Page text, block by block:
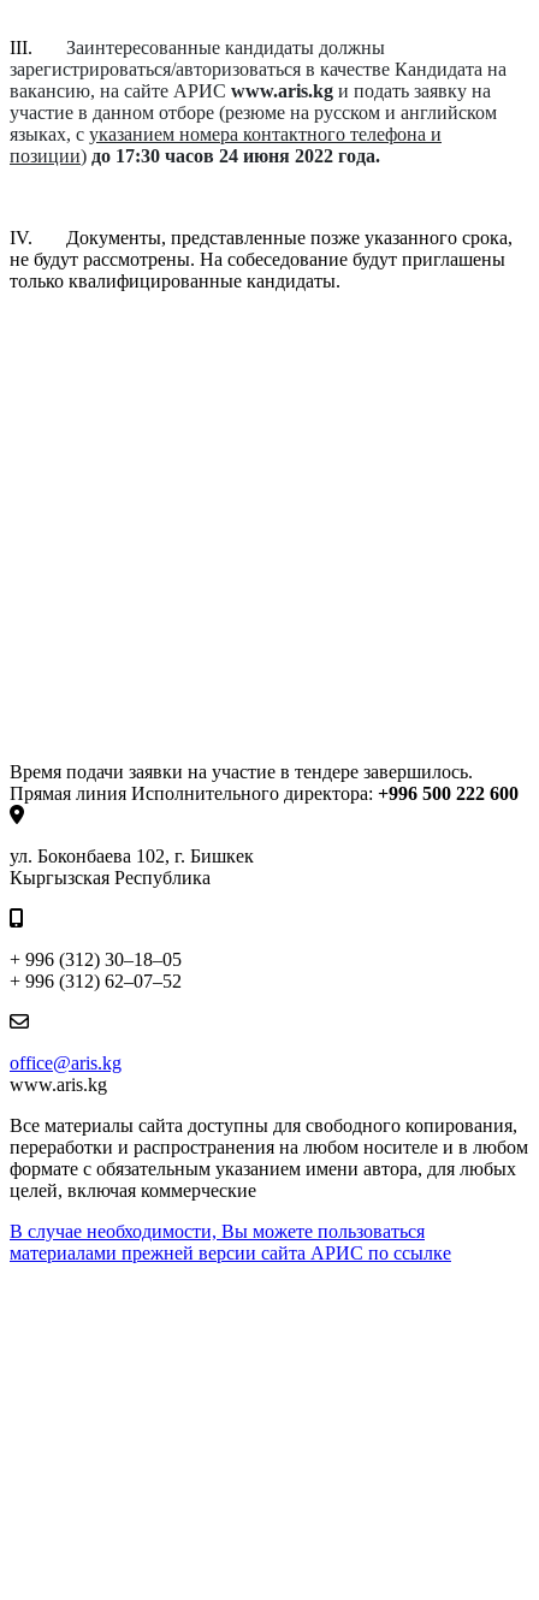
III. Заинтересованные кандидаты должны
зарегистрироваться/авторизоваться в качестве Кандидата на
вакансию, на сайте АРИС www.aris.kg и подать заявку на
участие в данном отборе (резюме на русском и английском
языках, с указанием номера контактного телефона и
позиции) до 17:30 часов 24 июня 2022 года.
IV. Документы, представленные позже указанного срока,
не будут рассмотрены. На собеседование будут приглашены
только квалифицированные кандидаты.
Время подачи заявки на участие в тендере завершилось.
Прямая линия Исполнительного директора: +996 500 222 600
ул. Боконбаева 102, г. Бишкек
Кыргызская Республика
+ 996 (312) 30–18–05
+ 996 (312) 62–07–52
office@aris.kg
www.aris.kg
Все материалы сайта доступны для свободного копирования,
переработки и распространения на любом носителе и в любом
формате с обязательным указанием имени автора, для любых
целей, включая коммерческие
В случае необходимости, Вы можете пользоваться
материалами прежней версии сайта АРИС по ссылке